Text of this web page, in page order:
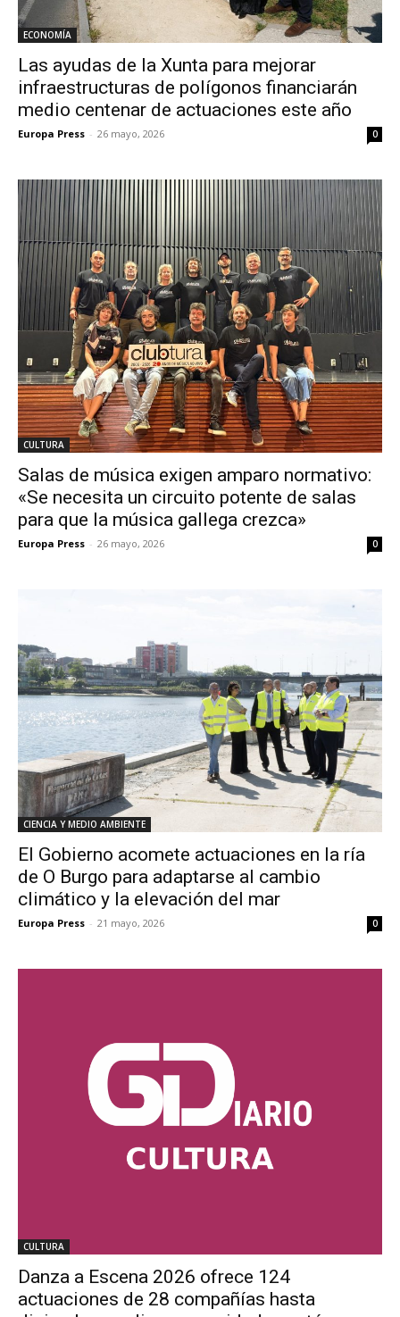
ECONOMÍA
Las ayudas de la Xunta para mejorar
infraestructuras de polígonos financiarán
medio centenar de actuaciones este año
Europa Press - 26 mayo, 2026 0
CULTURA
Salas de música exigen amparo normativo:
«Se necesita un circuito potente de salas
para que la música gallega crezca»
Europa Press - 26 mayo, 2026 0
CIENCIA Y MEDIO AMBIENTE
El Gobierno acomete actuaciones en la ría
de O Burgo para adaptarse al cambio
climático y la elevación del mar
Europa Press - 21 mayo, 2026 0
CULTURA
Danza a Escena 2026 ofrece 124
actuaciones de 28 compañías hasta